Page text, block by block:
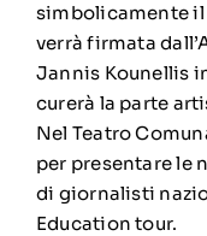
simbolicamente il
verrà firmata
Jannis Kounellis
curerà la parte
Nel Teatro
per presentare le
di giornalisti
Education tour.